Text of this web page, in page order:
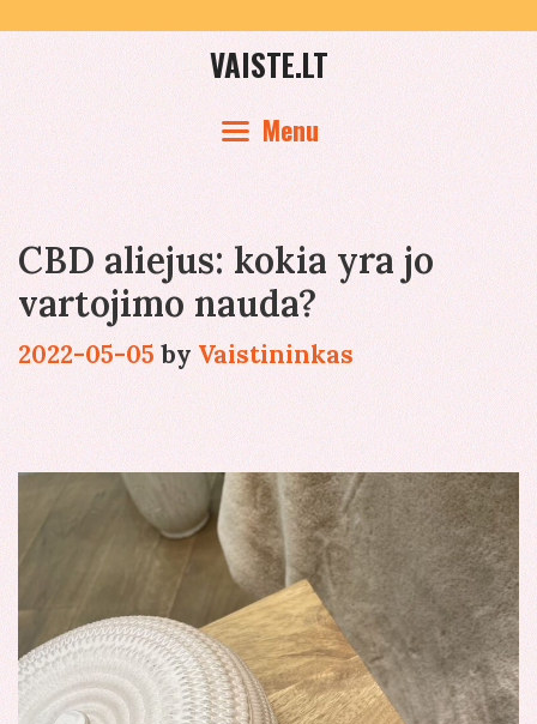
content
VAISTE.LT
Menu
CBD aliejus: kokia yra jo
vartojimo nauda?
2022-05-05 by Vaistininkas